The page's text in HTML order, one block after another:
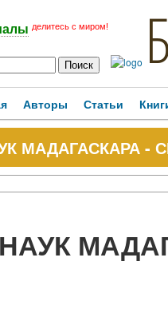
делитесь с миром!
Авторы Статьи
МАДАГАСКАРА -